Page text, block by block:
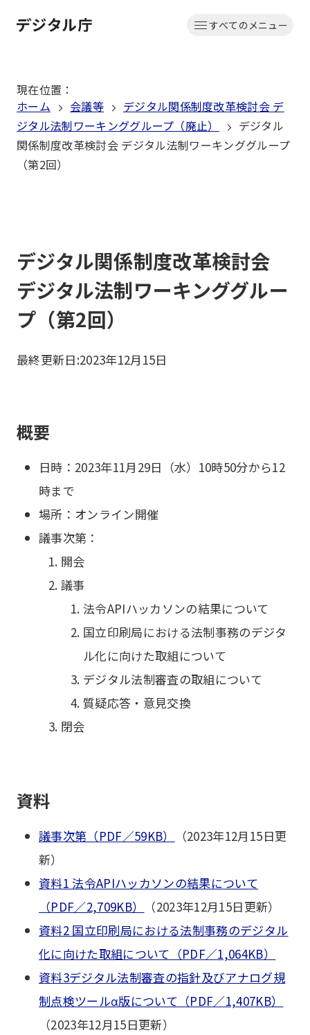
文
動
すべてのメニュー
現在位置 ：
ホーム
会議等
デジタル関係制度改革検討会 デ
ジタル法制ワーキンググループ（廃止）
デジタル
関係制度改革検討会 デジタル法制ワーキンググループ
（第2回）
デジタル関係制度改革検討会
デジタル法制ワーキンググルー
プ（第2回）
最終更新日:2023年12月15日
概要
日時：2023年11月29日（水）10時50分から12
時まで
場所：オンライン開催
議事次第：
開会
議事
法令APIハッカソンの結果について
国立印刷局における法制事務のデジタ
ル化に向けた取組について
デジタル法制審査の取組について
質疑応答・意見交換
閉会
資料
議事次第（PDF／59KB）
（2023年12月15日更
新）
資料1 法令APIハッカソンの結果について
（PDF／2,709KB）
（2023年12月15日更新）
資料2 国立印刷局における法制事務のデジタル
化に向けた取組について（PDF／1,064KB）
資料3デジタル法制審査の指針及びアナログ規
制点検ツールα版について（PDF／1,407KB）
（2023年12月15日更新）